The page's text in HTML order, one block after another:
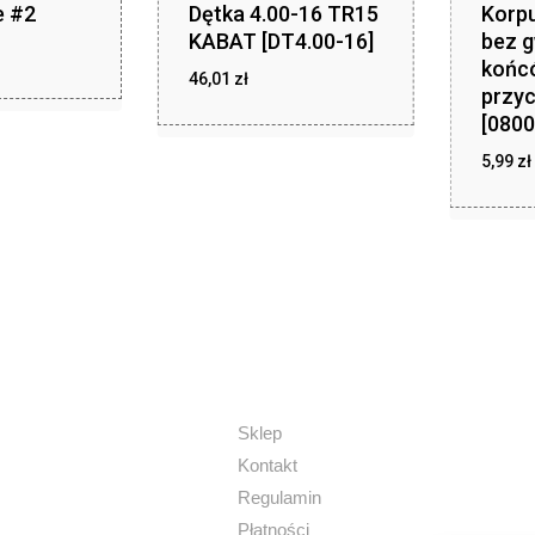
#2
Dętka 4.00-16 TR15
KABAT [DT4.00-16]
46,01 zł
bez
5,99 zł
Sklep
Kontakt
Regulamin
Płatności